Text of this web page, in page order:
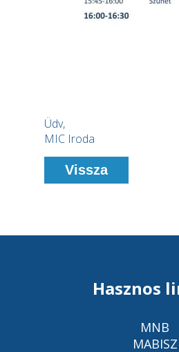
Üdv,
MIC Iroda
Vissza
Hasznos
MNB
MABISZ